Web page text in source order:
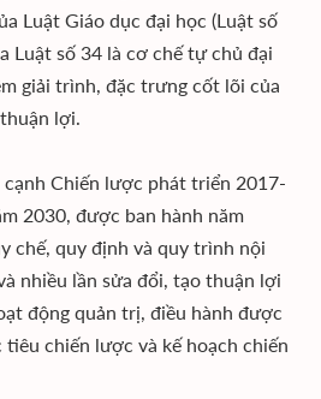
Luật Giáo dục đại học (Luật số
Luật số 34 là cơ chế tự chủ đại
giải trình, đặc trưng cốt lõi của
lợi.
Chiến lược phát triển 2017-
2030, được ban hành năm
chế, quy định và quy trình nội
nhiều lần sửa đổi, tạo thuận lợi
động quản trị, điều hành được
chiến lược và kế hoạch chiến